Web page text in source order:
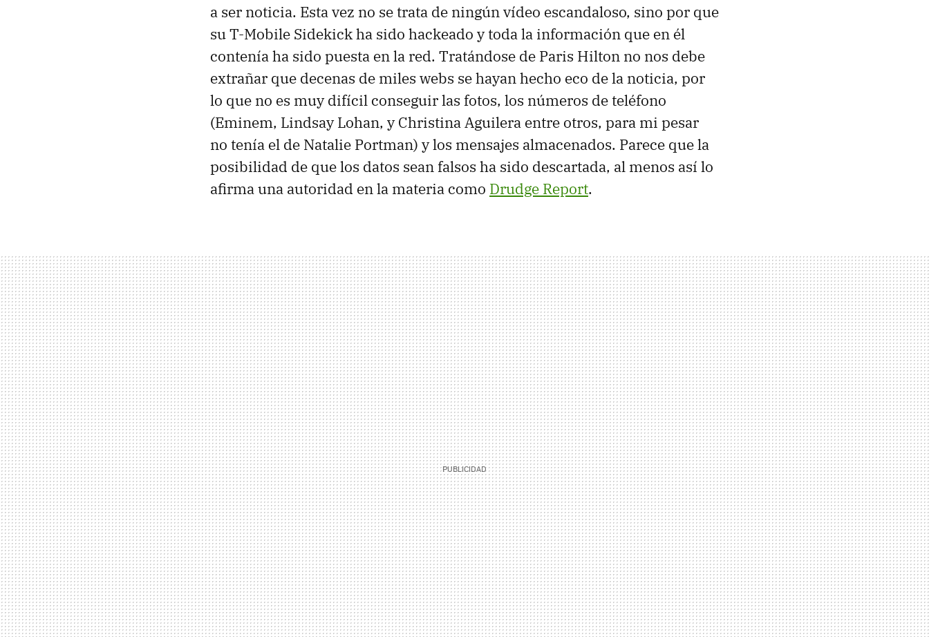
a ser noticia. Esta vez no se trata de ningún vídeo escandaloso, sino por que
su T-Mobile Sidekick ha sido hackeado y toda la información que en él
contenía ha sido puesta en la red. Tratándose de Paris Hilton no nos debe
extrañar que decenas de miles webs se hayan hecho eco de la noticia, por
lo que no es muy difícil conseguir las fotos, los números de teléfono
(Eminem, Lindsay Lohan, y Christina Aguilera entre otros, para mi pesar
no tenía el de Natalie Portman) y los mensajes almacenados. Parece que la
posibilidad de que los datos sean falsos ha sido descartada, al menos así lo
afirma una autoridad en la materia como Drudge Report.